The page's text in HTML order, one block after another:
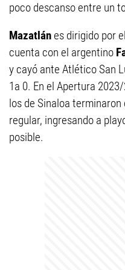
poco descanso entre un
Mazatlánes dirigido por
cuenta con el argentino
y cayó ante Atlético San
1a 0. En el Apertura
los de Sinaloa
regular, ingresando a
posible.